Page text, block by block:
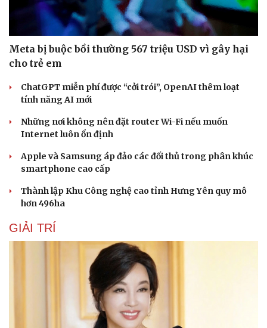
Meta bị buộc bồi thường 567 triệu USD vì gây hại
cho trẻ em
ChatGPT miễn phí được “cởi trói”, OpenAI thêm loạt
tính năng AI mới
Những nơi không nên đặt router Wi-Fi nếu muốn
Internet luôn ổn định
Apple và Samsung áp đảo các đối thủ trong phân khúc
smartphone cao cấp
Thành lập Khu Công nghệ cao tỉnh Hưng Yên quy mô
hơn 496ha
GIẢI TRÍ